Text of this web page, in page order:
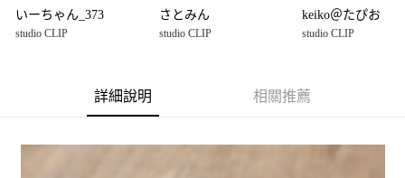
【大哥付你分期使用說明】
1.本服務由台灣大哥大提供，台灣大哥大用戶可立即使用無須另外申請。
3.實際核准額度、可分期數及費用金額請依後續交易確認頁面所載為準。
AFTEE先享後付
AFTEE先享後付是「在收到商品之後才付款」的支付方式。 讓您購物簡單便
２．便利：只要手機號碼，簡訊認證，即可結帳。
いーちゃん_373
studio CLIP
さとみん
studio CLIP
keiko＠たぴお
studio CLIP
詳細說明 相關推薦